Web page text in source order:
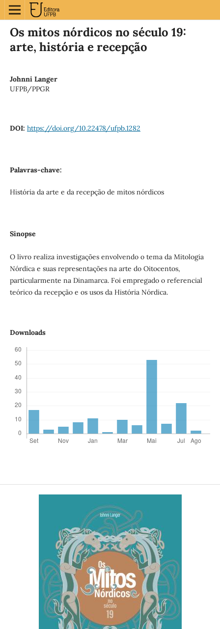
Os mitos nórdicos no século 19:
arte, história e recepção
Johnni Langer
UFPB/PPGR
DOI: https://doi.org/10.22478/ufpb.1282
Palavras-chave:
História da arte e da recepção de mitos nórdicos
Sinopse
O livro realiza investigações envolvendo o tema da Mitologia
Nórdica e suas representações na arte do Oitocentos,
particularmente na Dinamarca. Foi empregado o referencial
teórico da recepção e os usos da História Nórdica.
Downloads